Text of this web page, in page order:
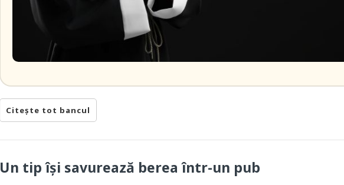
Citește tot bancul
Un tip își savurează berea într-un pub